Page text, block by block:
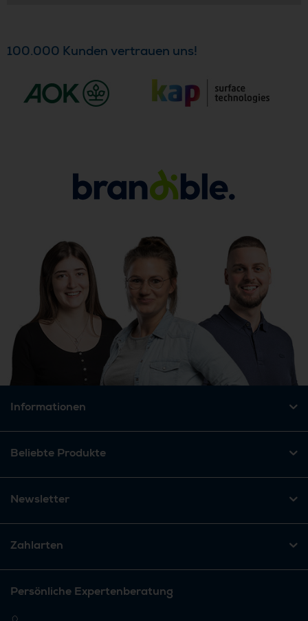
100.000 Kunden vertrauen uns!
Informationen
Beliebte Produkte
Newsletter
Zahlarten
Persönliche Expertenberatung